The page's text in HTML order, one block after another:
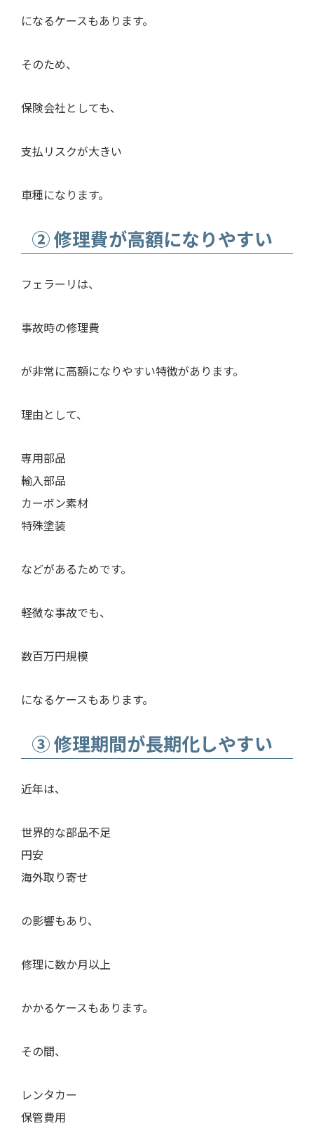
になるケースもあります。
そのため、
保険会社としても、
支払リスクが大きい
車種になります。
② 修理費が高額になりやすい
フェラーリは、
事故時の修理費
が非常に高額になりやすい特徴があります。
理由として、
専用部品
輸入部品
カーボン素材
特殊塗装
などがあるためです。
軽微な事故でも、
数百万円規模
になるケースもあります。
③ 修理期間が長期化しやすい
近年は、
世界的な部品不足
円安
海外取り寄せ
の影響もあり、
修理に数か月以上
かかるケースもあります。
その間、
レンタカー
保管費用